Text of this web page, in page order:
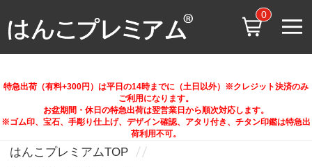
0
特急出荷（有料+300円）は平日の14時までに（土日以外）※クレジット決済のみ
ご利用になります。
お盆期間・休日の特急出荷は翌営業日から順次対応します。
※ゴム印、宝石、手彫り仕上げ、デザイン確認、アタリ付き、チタン印鑑は特急出
荷利用不可。
はんこプレミアムTOP